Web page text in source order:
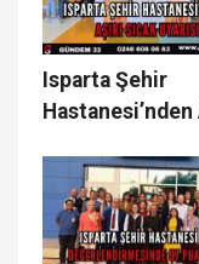
Isparta Şehir
Hastanesi’nden